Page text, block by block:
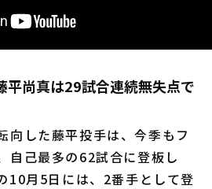
平尚真は29試合連続無失点で
向した藤平投手は、今季もフ
自己最多の62試合に登板し
10月5日には、2番手として登